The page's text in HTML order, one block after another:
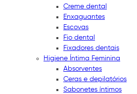
Creme dental
Enxaguantes
Escovas
Fio dental
Fixadores dentais
Higiene Íntima Feminina
Absorventes
Ceras e depilatórios
Sabonetes íntimos